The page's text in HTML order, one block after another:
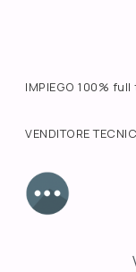
IMPIEGO 100%
VENDITORE